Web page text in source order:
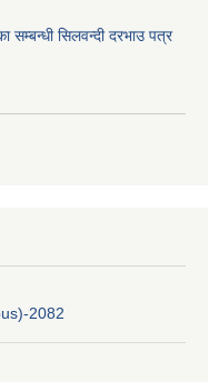
सम्बन्धी सिलवन्दी दरभाउ पत्र
2082